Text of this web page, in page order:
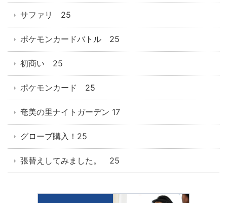
サファリ 25
ポケモンカードバトル 25
初商い 25
ポケモンカード 25
奄美の里ナイトガーデン 17
グローブ購入！25
張替えしてみました。 25